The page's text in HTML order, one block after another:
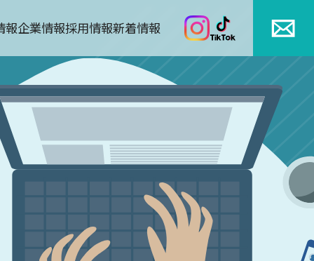
報企業情報採用情報新着情報